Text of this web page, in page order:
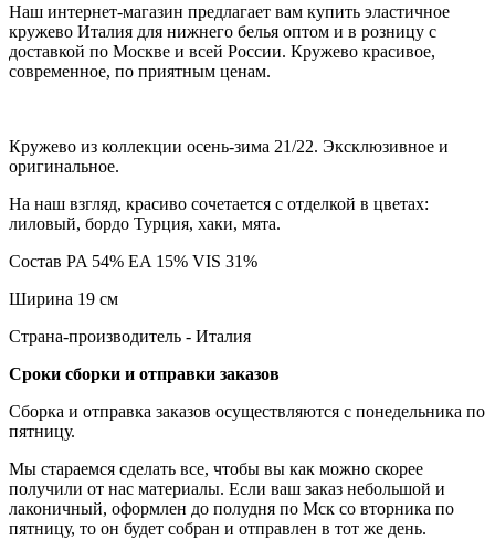
Наш интернет-магазин предлагает вам купить эластичное
кружево Италия для нижнего белья оптом и в розницу с
доставкой по Москве и всей России. Кружево красивое,
современное, по приятным ценам.
Кружево из коллекции осень-зима 21/22. Эксклюзивное и
оригинальное.
На наш взгляд, красиво сочетается с отделкой в цветах:
лиловый, бордо Турция, хаки, мята.
Состав PA 54% EA 15% VIS 31%
Ширина 19 см
Страна-производитель - Италия
Сроки сборки и отправки заказов
Сборка и отправка заказов осуществляются с понедельника по
пятницу.
Мы стараемся сделать все, чтобы вы как можно скорее
получили от нас материалы. Если ваш заказ небольшой и
лаконичный, оформлен до полудня по Мск со вторника по
пятницу, то он будет собран и отправлен в тот же день.